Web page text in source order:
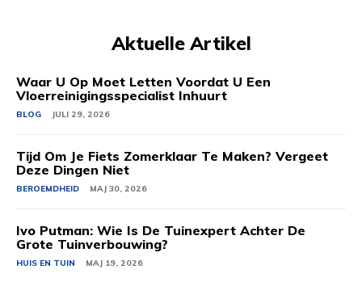
Aktuelle Artikel
Waar U Op Moet Letten Voordat U Een
Vloerreinigingsspecialist Inhuurt
BLOG JULI 29, 2026
Tijd Om Je Fiets Zomerklaar Te Maken? Vergeet
Deze Dingen Niet
BEROEMDHEID MAJ 30, 2026
Ivo Putman: Wie Is De Tuinexpert Achter De
Grote Tuinverbouwing?
HUIS EN TUIN MAJ 19, 2026